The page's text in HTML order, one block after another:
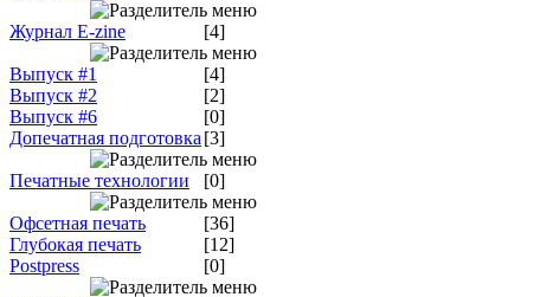
Журнал E-zine [4]
Выпуск #1
[4]
Выпуск #2
[2]
Выпуск #6
[0]
Допечатная подготовка [3]
Печатные технологии [0]
Офсетная печать
[36]
Глубокая печать
[12]
Postpress
[0]